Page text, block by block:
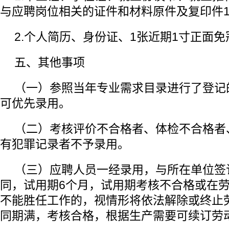
与应聘岗位相关的证件和材料原件及复印件
2.个人简历、身份证、1张近期1寸正面免
五、其他事项
（一）参照当年专业需求目录进行了登
可优先录用。
（二）考核评价不合格者、体检不合格
有犯罪记录者不予录用。
（三）应聘人员一经录用，与所在单位
同，试用期6个月，试用期考核不合格或在
不能胜任工作的，视情形将依法解除或终止
同期满，考核合格，根据生产需要可续订劳